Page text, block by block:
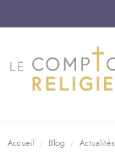
Accueil Blog Actualités